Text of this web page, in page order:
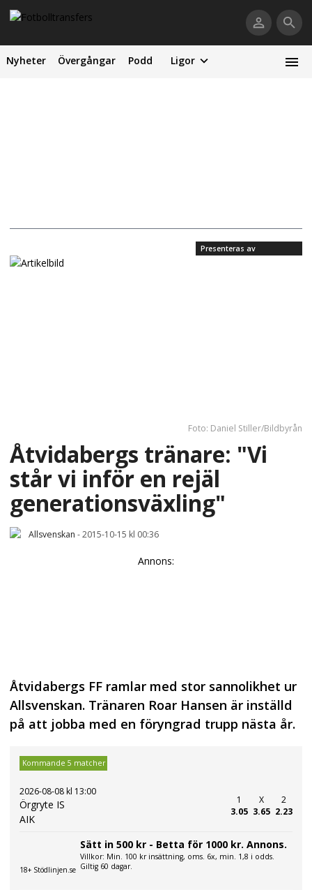
Nyheter Övergångar Podd Ligor
Presenteras av
Foto: Daniel Stiller/Bildbyrån
Åtvidabergs tränare: "Vi
står vi inför en rejäl
generationsväxling"
Allsvenskan -2015-10-15 kl 00:36
Annons:
Åtvidabergs FF ramlar med stor sannolikhet ur
Allsvenskan. Tränaren Roar Hansen är inställd
på att jobba med en föryngrad trupp nästa år.
Kommande 5 matcher
2026-08-08 kl 13:00
Örgryte IS
AIK
1
3.05
X
3.65
2
2.23
18+ Stödlinjen.se
Sätt in 500 kr - Betta för 1000 kr. Annons.
Villkor: Min. 100 kr insättning, oms. 6x, min. 1,8 i odds.
Giltig 60 dagar.